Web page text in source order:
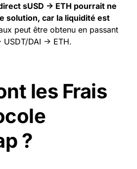
sUSD -> ETH pourrait ne
solution, car la liquidité est
peut être obtenu en passant
DAI -> ETH.
les Frais
?